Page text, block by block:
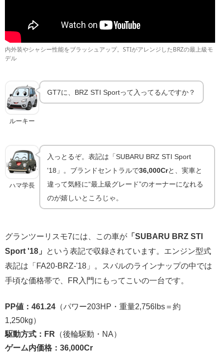
内外装やシャシー性能をブラッシュアップ。STIがアレンジしたBRZの最上級モ
デル
ルーキー
GT7に、BRZ STI Sportって入ってるんですか？
ハマ学長
入っとるぞ。表記は「SUBARU BRZ STI Sport
'18」。ブランドセントラルで36,000Crと、実車と
違って気軽に“最上級グレード”のオーナーになれる
のが嬉しいところじゃ。
グランツーリスモ7には、この車が 「SUBARU BRZ STI
Sport '18」
という表記で収録されています。エンジン型式
表記は「FA20-BRZ-'18」。スバルのラインナップの中では
手頃な価格帯で、FR入門にもってこいの一台です。
PP値：461.24 （パワー203HP・重量2,756lbs＝約
1,250kg）
駆動方式：FR （後輪駆動・NA）
ゲーム内価格：36,000Cr